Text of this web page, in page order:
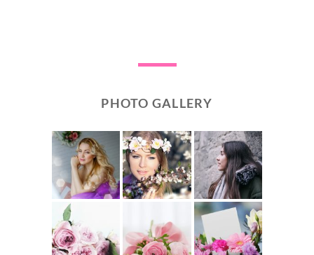
PHOTO GALLERY